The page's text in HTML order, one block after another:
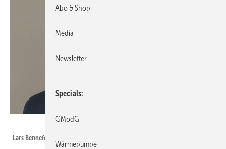
Lars Bennefeld
Abo & Shop
Media
Newsletter
Specials
GModG
Wärmepumpe